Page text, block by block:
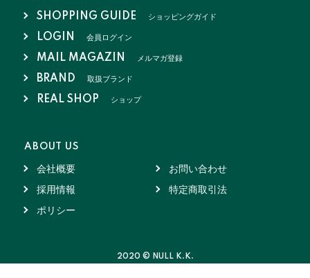
SHOPPING GUIDE ショッピングガイド
LOGIN 会員ログイン
MAIL MAGAZIN メルマガ登録
BRAND 取扱ブランド
REAL SHOP ショップ
ABOUT US
会社概要
お問い合わせ
採用情報
特定商取引法
ポリシー
2020 © NULL K.K.